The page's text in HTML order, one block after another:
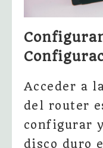
Acceder a
del router
configurar
disco duro